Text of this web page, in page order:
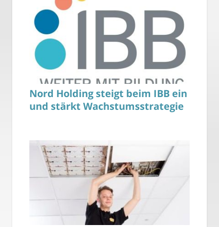
Nord Holding steigt beim IBB ein
und stärkt Wachstumsstrategie